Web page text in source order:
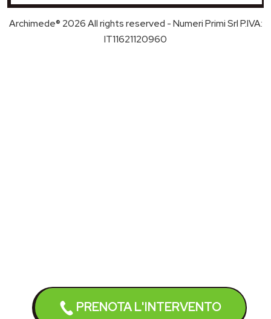
PRENOTA L'INTERVENTO
Archimede® 2026 All rights reserved - Numeri Primi Srl P.IVA:
IT11621120960